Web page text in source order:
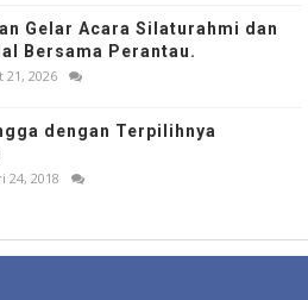
Gelar Acara Silaturahmi dan
Bersama Perantau.
21, 2026
dengan Terpilihnya
24, 2018